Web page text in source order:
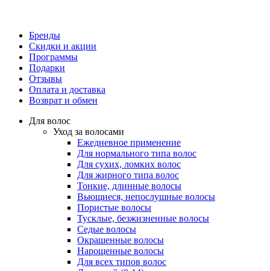
Бренды
Скидки и акции
Программы
Подарки
Отзывы
Оплата и доставка
Возврат и обмен
Для волос
Уход за волосами
Ежедневное применение
Для нормального типа волос
Для сухих, ломких волос
Для жирного типа волос
Тонкие, длинные волосы
Вьющиеся, непослушные волосы
Пористые волосы
Тусклые, безжизненные волосы
Седые волосы
Окрашенные волосы
Нарощенные волосы
Для всех типов волос